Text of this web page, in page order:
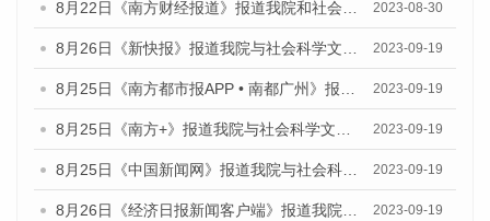
8月22日《南方财经报道》报道我院和社会科学文献出版社联合发布《广州数字经济发展报告（2023）》蓝皮书的视频采访 2023-08-30
8月26日《新快报》报道我院与社会科学文献出版社联合发布《广州蓝皮书：广州创新型城市发展报告（2023）》的媒体文章 2023-09-19
8月25日《南方都市报APP • 南都广州》报道我院与社会科学文献出版社联合发布《广州蓝皮书：广州创新型城市发展报告（2023）》的媒体文章 2023-09-19
8月25日《南方+》报道我院与社会科学文献出版社联合发布《广州蓝皮书：广州创新型城市发展报告（2023）》的媒体文章 2023-09-19
8月25日《中国新闻网》报道我院与社会科学文献出版社联合发布《广州蓝皮书：广州创新型城市发展报告（2023）》的媒体文章 2023-09-19
8月26日《经济日报新闻客户端》报道我院与社会科学文献出版社联合发布《广州蓝皮书：广州创新型城市发展报告（2023）》的媒体文章 2023-09-19